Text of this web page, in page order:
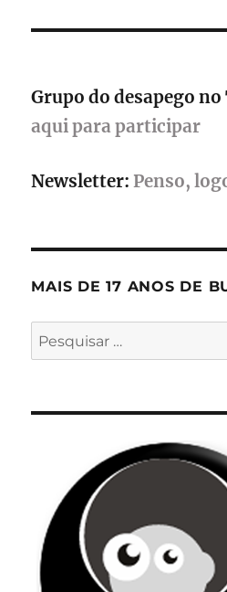
Grupo do desapego
aqui para participar
Newsletter: Penso,
MAIS DE 17 ANOS DE
Pesquisar
por: